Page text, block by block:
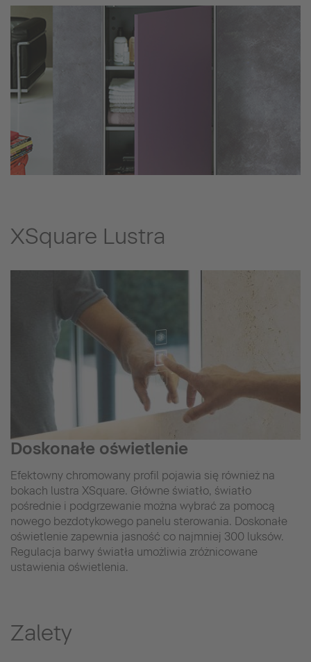
XSquare Lustra
Doskonałe oświetlenie
Efektowny chromowany profil pojawia się również na
bokach lustra XSquare. Główne światło, światło
pośrednie i podgrzewanie można wybrać za pomocą
nowego bezdotykowego panelu sterowania. Doskonałe
oświetlenie zapewnia jasność co najmniej 300 luksów.
Regulacja barwy światła umożliwia zróżnicowane
ustawienia oświetlenia.
Zalety